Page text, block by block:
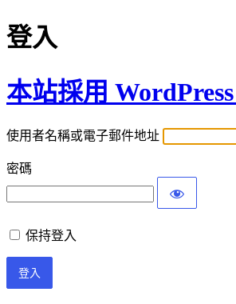
登入
本站採用
使用者名稱或電子郵件地址
密碼
保持登入